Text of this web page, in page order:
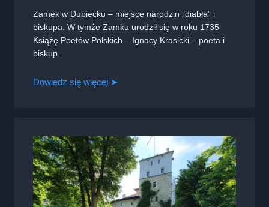
Zamek w Dubiecku – miejsce narodzin „diabła” i
biskupa. W tymże Zamku urodził się w roku 1735
Książę Poetów Polskich – Ignacy Krasicki – poeta i
biskup.
Dowiedz się więcej ➤